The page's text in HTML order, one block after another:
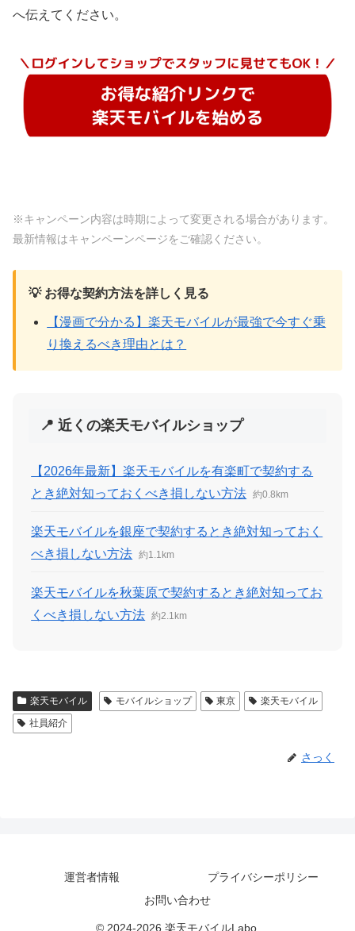
へ伝えてください。
※キャンペーン内容は時期によって変更される場合があります。
最新情報はキャンペーンページをご確認ください。
💡 お得な契約方法を詳しく見る
【漫画で分かる】楽天モバイルが最強で今すぐ乗
り換えるべき理由とは？
📍 近くの楽天モバイルショップ
【2026年最新】楽天モバイルを有楽町で契約する
とき絶対知っておくべき損しない方法 約0.8km
楽天モバイルを銀座で契約するとき絶対知っておく
べき損しない方法 約1.1km
楽天モバイルを秋葉原で契約するとき絶対知ってお
くべき損しない方法 約2.1km
楽天モバイル モバイルショップ 東京
楽天モバイル
社員紹介
さっく
運営者情報
プライバシーポリシー
お問い合わせ
© 2024-2026 楽天モバイルLabo.